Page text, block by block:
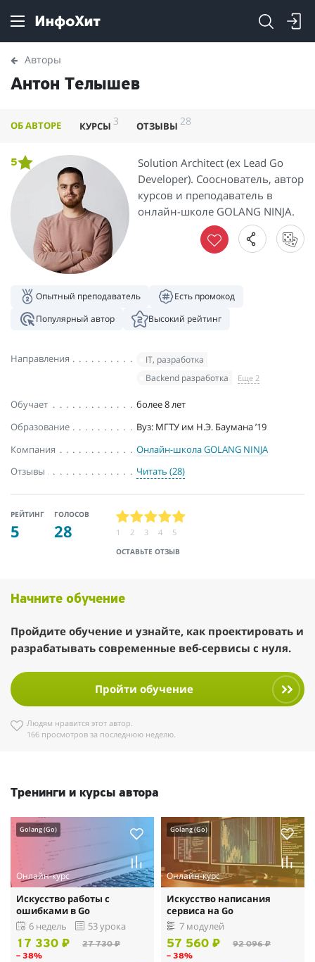
Авторы
Антон Телышев
ОБ АВТОРЕ КУРСЫ 3 ОТЗЫВЫ 28
5
Solution Architect (ex Lead Go
Developer). Сооснователь, автор
курсов и преподаватель в
онлайн-школе GOLANG NINJA.
Опытный преподаватель
Есть промокод
Популярный автор
Высокий рейтинг
Направления
IT, разработка
Backend разработка
Еще 2
Обучает
более 8 лет
Образование
Вуз: МГТУ им Н.Э. Баумана ’19
Компания
Онлайн-школа GOLANG NINJA
Отзывы
Читать (28)
РЕЙТИНГ
5
ГОЛОСОВ
28
ОСТАВЬТЕ ОТЗЫВ
1 2 3 4 5
Начните обучение
Пройдите обучение и узнайте, как проектировать и
разрабатывать современные веб-сервисы с нуля.
Пройти обучение
Людям нравится этот автор.
166 просмотров за последнюю неделю.
Тренинги и курсы автора
Golang (Go)
Онлайн-курс
Искусство работы с
ошибками в Go
6 недель 53 урока
17 330 ₽
27 730 ₽
– 38%
Golang (Go)
Онлайн-курс
Искусство написания
сервиса на Go
7 модулей
57 560 ₽
92 096 ₽
– 38%